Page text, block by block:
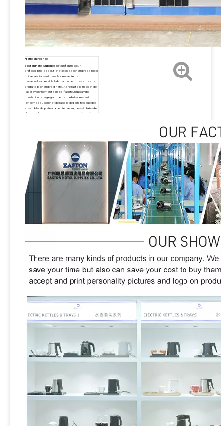
Notre entreprise
Easton Hotel Supplies estun fournisseur
professionnel de solutions totales de chambres d'hôtel
qui se spécialisent dans la conception, la
personnalisation et la fabrication de toutes sortes de
produits de chambre d'hôtel. Adhérant à la mission de
l'approvisionnement à l'hôtel facilité, nous avons
construit une large gamme de produits couvrant
l'ensemble du salon et de la salle de bain, tels que des
ensembles de plateaux de bienvenue, des séchoirs de
cheveux, des centres de repassage, des boîtes sûres,
Regis, Hyatt, Hilton, Sheraton, Westin, Marriott,
Wyndham, IHG et W Hotels. et les services à plus de 10
000 hôtels dans le monde d'ici 2030. Easton a toujours
porté la philosophie des produits, des produits, de la
qualité et des services d'abord.